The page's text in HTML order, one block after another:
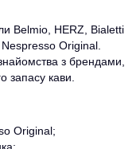
Belmio, HERZ, Bialetti
Nespresso Original.
з брендами,
запасу кави.
Original;